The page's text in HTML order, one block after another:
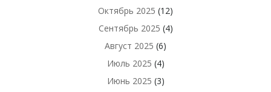
Октябрь 2025 (12)
Сентябрь 2025 (4)
Август 2025 (6)
Июль 2025 (4)
Июнь 2025 (3)